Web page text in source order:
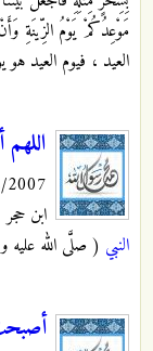
مَوْعِدُكُمْ يَوْمُ الزِّينَةِ
العيد ، فيوم العيد
- 01:31
ابن حجر
النبي ( صلَّى الله عليه